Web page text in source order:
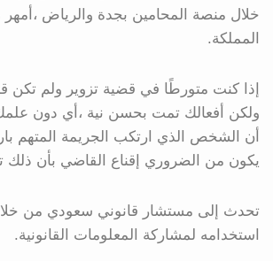
خلال منصة المحامين بجدة والرياض
المملكة.
إذا كنت متورطًا في قضية تزوير ولم تكن قد
ولكن أفعالك تمت بحسن نية ،أي دون
أن الشخص الذي ارتكب الجريمة المتهم
يكون من الضروري إقناع القاضي بأن ذلك
تحدث إلى مستشار قانوني سعودي من
استخدامه لمشاركة المعلومات القانونية.